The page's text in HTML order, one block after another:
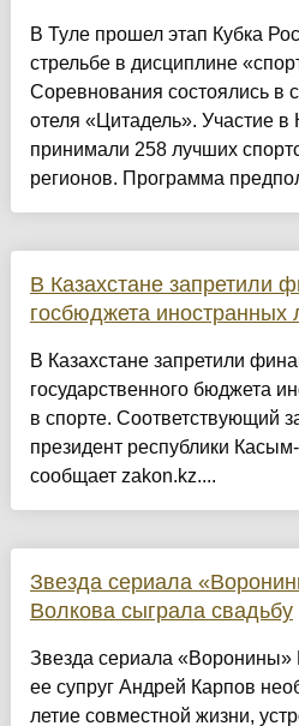
В Туле прошел этап Кубка
стрельбе в дисциплине
Соревнования состоялись в
отеля «Цитадель». Участие в
принимали 258 лучших
регионов. Программа
В Казахстане запретили
госбюджета иностранных
В Казахстане запретили
государственного бюджета
в спорте. Соответствующий
президент республики
сообщает zakon.kz....
Звезда сериала
Волкова сыграла свадьбу
Звезда сериала «Воронины»
ее супруг Андрей Карпов
летие совместной жизни,